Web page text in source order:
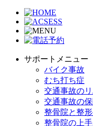
サポートメニュー
バイク事故
むち打ち症
交通事故のリ
交通事故の
整骨院と整
整骨院の上